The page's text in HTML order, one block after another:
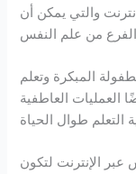
والتي يمكن أن
من علم النفس
المبكرة وتعلم
العمليات العاطفية
الإنترنت لتكون